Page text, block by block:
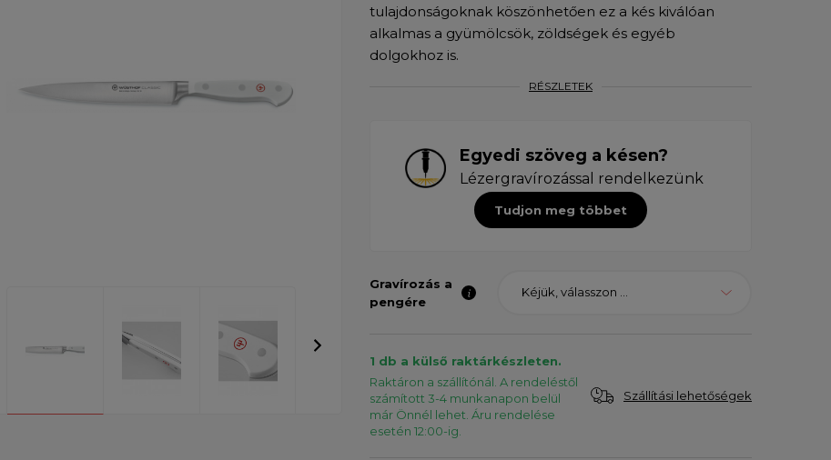
tulajdonságoknak köszönhetően ez a kés kiválóan
alkalmas a gyümölcsök, zöldségek és egyéb
dolgokhoz is.
RÉSZLETEK
Egyedi szöveg a késen?
Lézergravírozással rendelkezünk
Tudjon meg többet
Gravírozás a
pengére
Kéjük, válasszon ...
1 db a külső raktárkészleten.
Raktáron a szállítónál. A rendeléstől
számított 3-4 munkanapon belül
már Önnél lehet. Áru rendelése
esetén 12:00-ig.
Szállítási lehetőségek